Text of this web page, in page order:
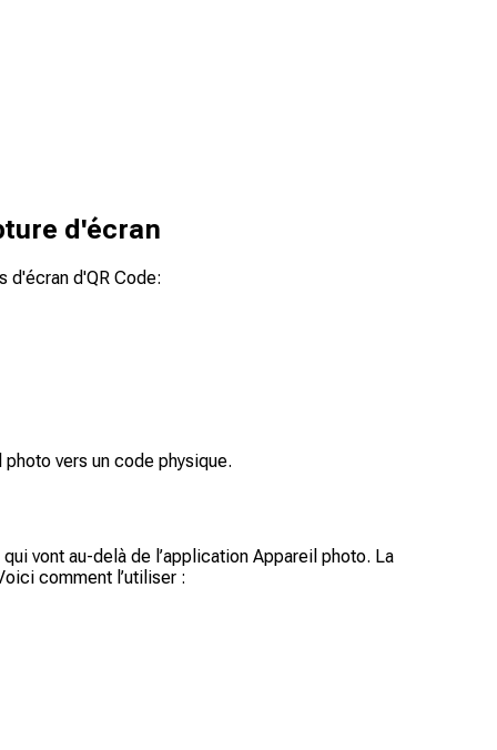
d'écran
d'écran d'QR Code:
vers un code physique.
vont au-delà de l’application Appareil photo. La
comment l’utiliser :